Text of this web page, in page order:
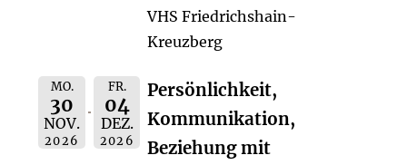
VHS Friedrichshain-
Kreuzberg
MO.
30
NOV.
2026
FR.
04
DEZ.
2026
Persönlichkeit,
Kommunikation,
Beziehung mit